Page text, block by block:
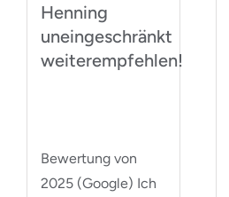
Henning
uneingeschränkt
weiterempfehlen!
Bewertung von
2025 (Google) Ich